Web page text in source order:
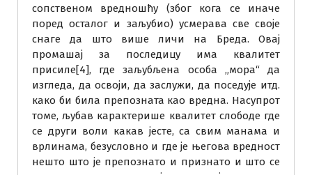
сопственом вредношћу (због кога се иначе
поред осталог и заљубио) усмерава све своје
снаге да што више личи на Бреда. Овај
промашај за последицу има квалитет
присиле[4], где заљубљена особа „мора“ да
изгледа, да освоји, да заслужи, да поседује итд.
како би била препозната као вредна. Насупрот
томе, љубав карактерише квалитет слободе где
се други воли какав јесте, са свим манама и
врлинама, безусловно и где је његова вредност
нешто што је препознато и признато и што се